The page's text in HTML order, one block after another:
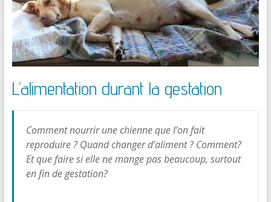
L’alimentation durant la gestation
Comment nourrir une chienne que l’on fait
reproduire ? Quand changer d’aliment ? Comment?
Et que faire si elle ne mange pas beaucoup, surtout
en fin de gestation?